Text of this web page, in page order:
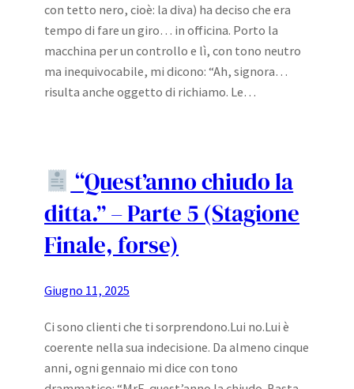
con tetto nero, cioè: la diva) ha deciso che era
tempo di fare un giro… in officina. Porto la
macchina per un controllo e lì, con tono neutro
ma inequivocabile, mi dicono: “Ah, signora…
risulta anche oggetto di richiamo. Le…
“Quest’anno chiudo la
ditta.” – Parte 5 (Stagione
Finale, forse)
Giugno 11, 2025
Ci sono clienti che ti sorprendono.Lui no.Lui è
coerente nella sua indecisione. Da almeno cinque
anni, ogni gennaio mi dice con tono